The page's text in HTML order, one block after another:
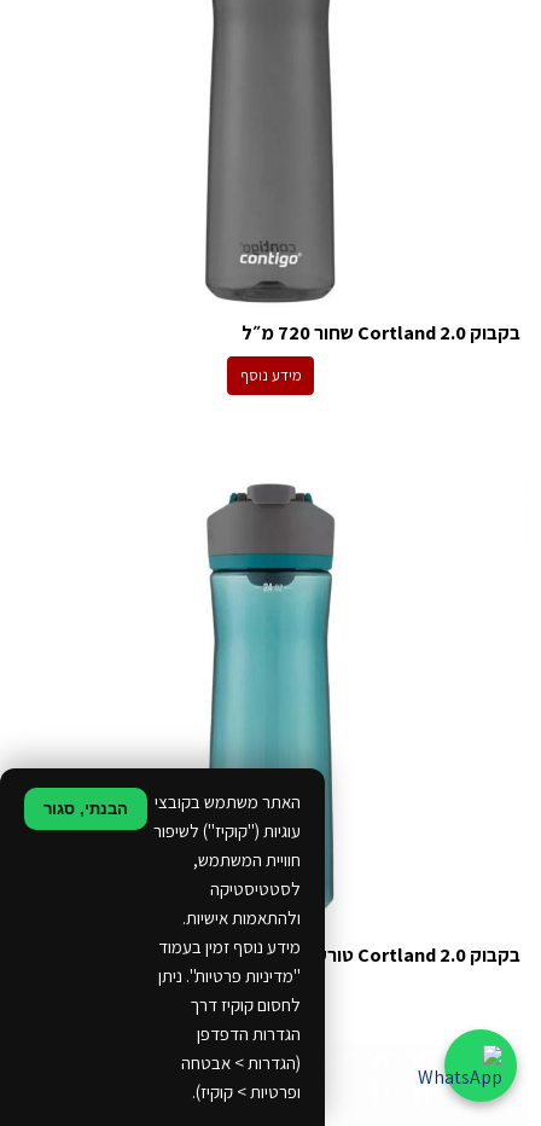
בקבוק Cortland 2.0 שחור 720 מ״ל
מידע נוסף
בקבוק Cortland 2.0 טורקיז 720 מ״ל
מידע נוסף
האתר משתמש בקובצי
עוגיות ("קוקיז") לשיפור
חוויית המשתמש,
לסטטיסטיקה
ולהתאמות אישיות.
מידע נוסף זמין בעמוד
"מדיניות פרטיות". ניתן
לחסום קוקיז דרך
הגדרות הדפדפן
(הגדרות > אבטחה
ופרטיות > קוקיז).
הבנתי, סגור